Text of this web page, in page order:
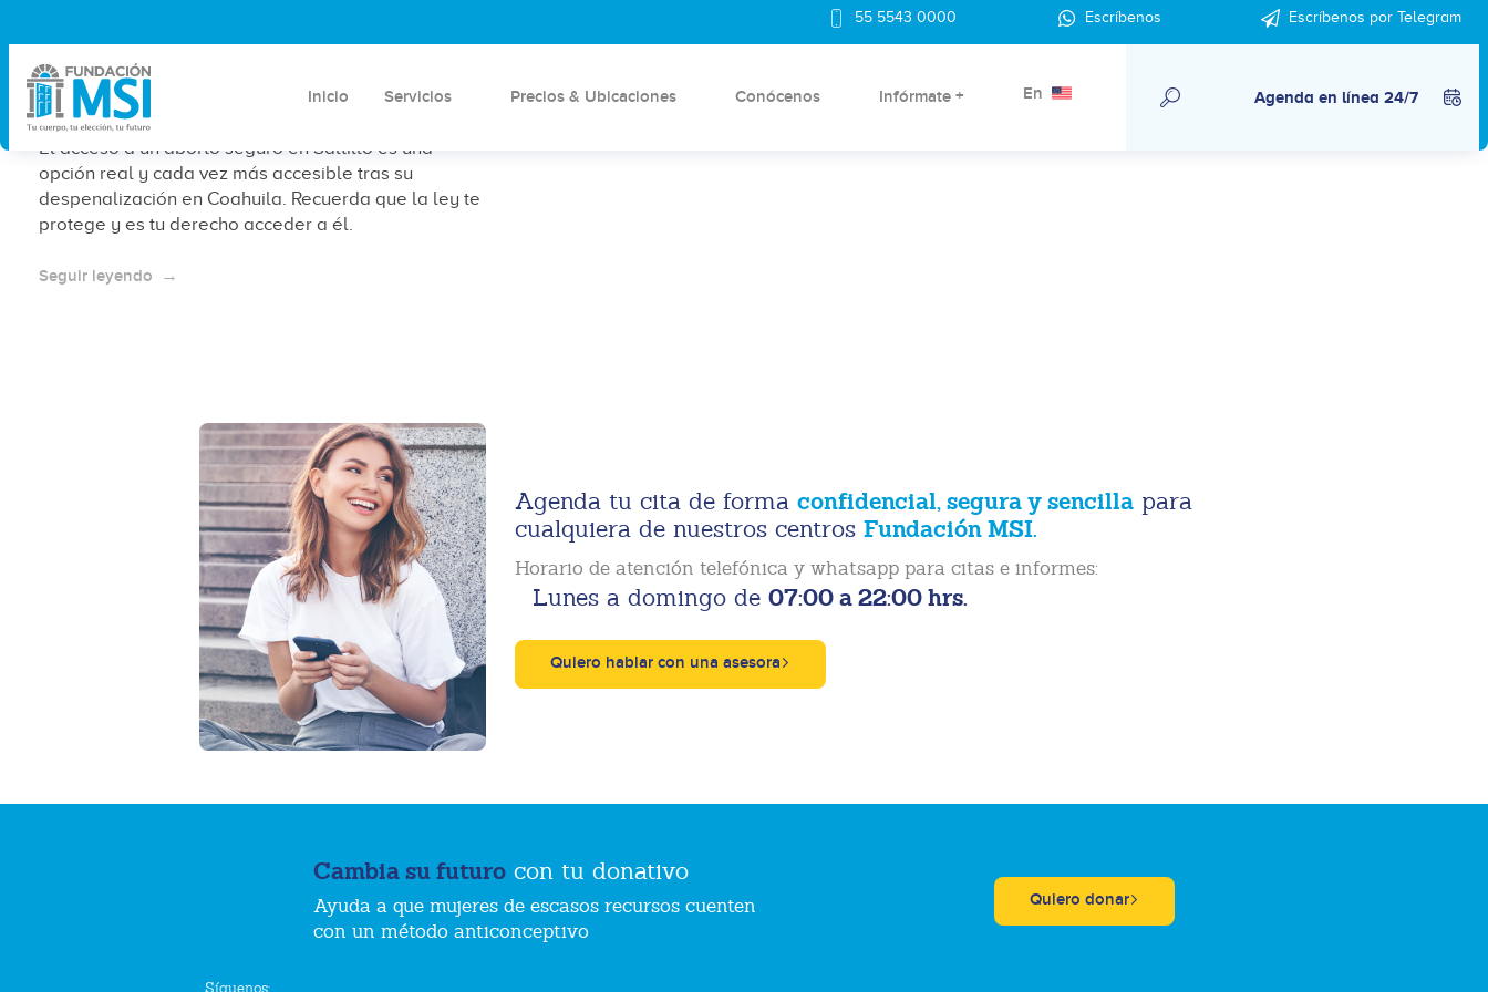
55 5543 0000 Escríbenos Escríbenos por Telegram
Inicio Servicios Precios & Ubicaciones Conócenos Infórmate + En Agenda en línea 24/7
información clara para decidir con
seguridad en 2026
El acceso a un aborto seguro en Saltillo es una
opción real y cada vez más accesible tras su
despenalización en Coahuila. Recuerda que la ley te
protege y es tu derecho acceder a él.
Seguir leyendo
Agenda tu cita de forma confidencial, segura y sencillapara
cualquiera de nuestros centros Fundación MSI.
Horario de atención telefónica y whatsapp para citas e informes:
Lunes a domingo de 07:00 a 22:00 hrs.
Quiero hablar con una asesora
Cambia su futuro con tu donativo
Ayuda a que mujeres de escasos recursos cuenten
con un método anticonceptivo
Quiero donar